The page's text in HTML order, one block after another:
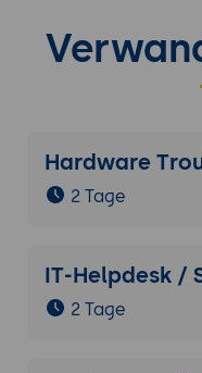
Hardware
2 Tage
IT-Helpdesk /
2 Tage